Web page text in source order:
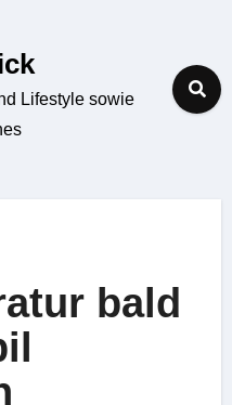
Lifestyle sowie
bald